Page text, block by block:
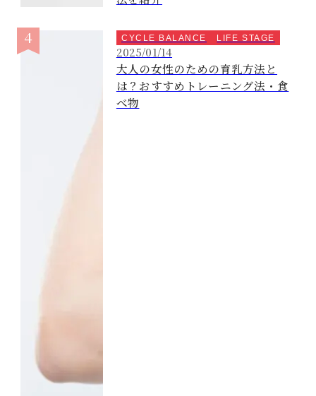
CYCLE BALANCE LIFE STAGE
2025/01/14
大人の女性のための育乳方法と
は？おすすめトレーニング法・食
べ物